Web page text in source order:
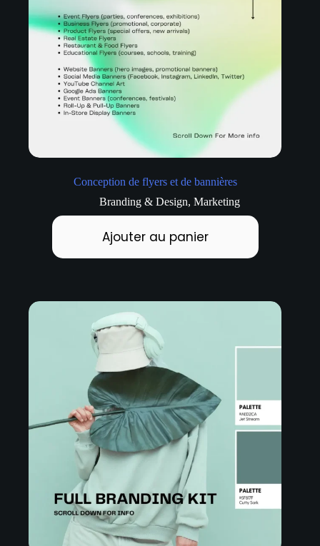
Conception de flyers et de bannières
Branding & Design, Marketing
Ajouter au panier